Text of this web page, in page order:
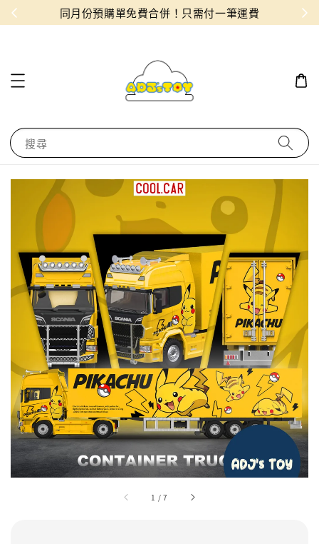
！ 同月份預購單免費合併！只需付一筆運費
搜尋
1 /7